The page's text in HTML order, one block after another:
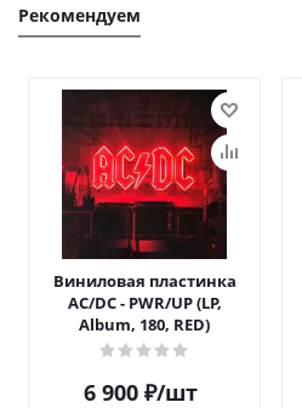
Рекомендуем
Виниловая пластинка
AC/DC - PWR/UP (LP,
Album, 180, RED)
6 900₽/шт